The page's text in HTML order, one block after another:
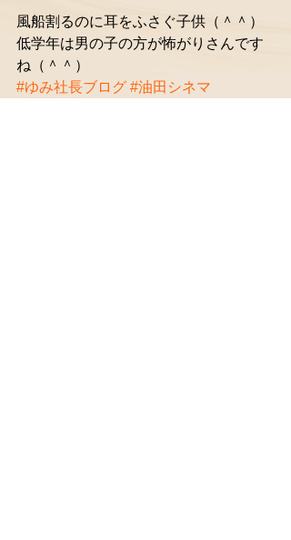
風船割るのに耳をふさぐ子供（＾＾）
低学年は男の子の方が怖がりさんです
ね（＾＾）
#ゆみ社長ブログ #油田シネマ